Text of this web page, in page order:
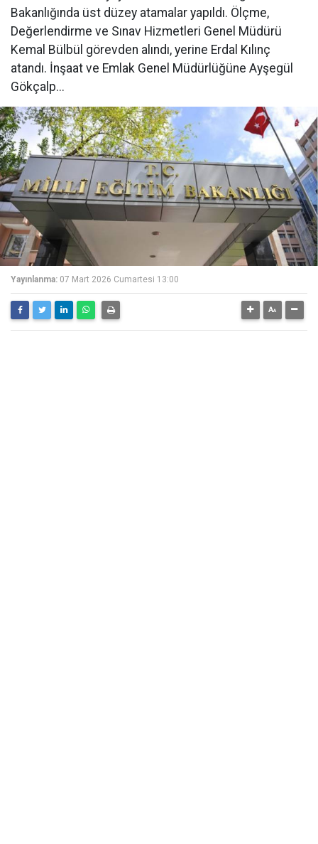
Bakanlığında üst düzey atamalar yapıldı. Ölçme,
Değerlendirme ve Sınav Hizmetleri Genel Müdürü
Kemal Bülbül görevden alındı, yerine Erdal Kılınç
atandı. İnşaat ve Emlak Genel Müdürlüğüne Ayşegül
Gökçalp...
Yayınlanma: 07 Mart 2026 Cumartesi 13:00